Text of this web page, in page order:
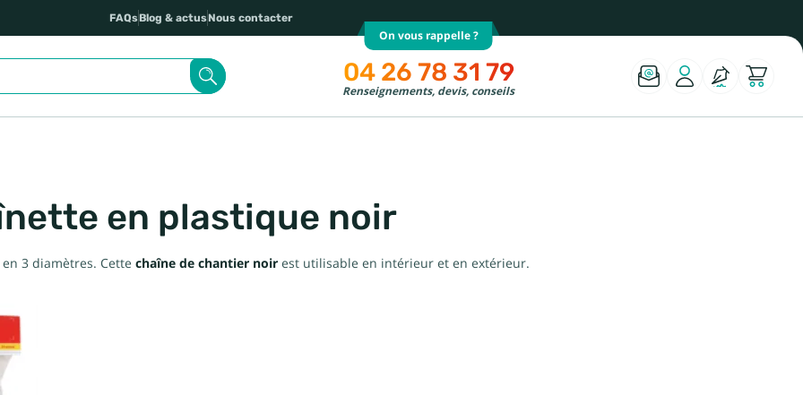
FAQsBlog & actusNous contacter
On vous rappelle ?
04 26 78 31 79
Renseignements, devis, conseils
en plastique noir
3 diamètres. Cette chaîne de chantier noir est utilisable en intérieur et en extérieur.